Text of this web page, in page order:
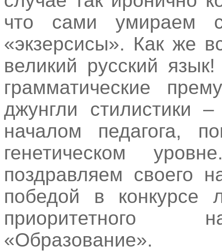
что сами умираем
«экзерсисы». Как же
великий русский
грамматические
джунгли стилистики
началом педагога,
генетическом
поздравляем своего
победой в конкурсе
приоритетного
«Образование».